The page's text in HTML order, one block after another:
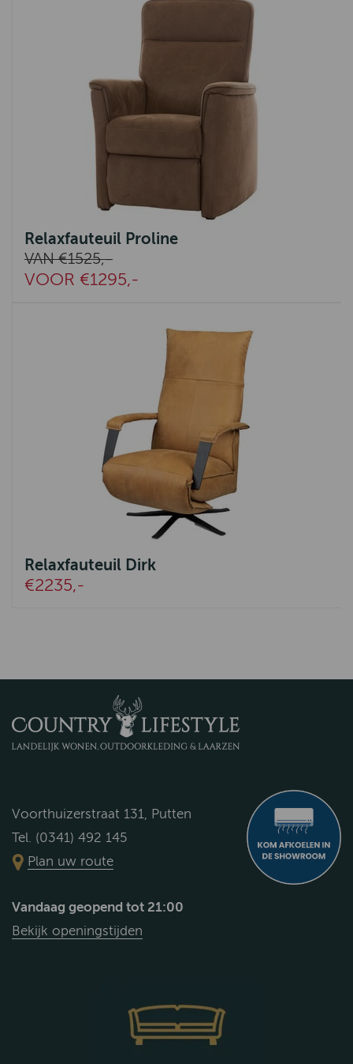
Relaxfauteuil Proline
VAN €1525,-
VOOR €1295,-
Relaxfauteuil Dirk
€2235,-
Voorthuizerstraat 131, Putten
Tel. (0341) 492 145
Plan uw route
Vandaag geopend tot 21:00
Bekijk openingstijden